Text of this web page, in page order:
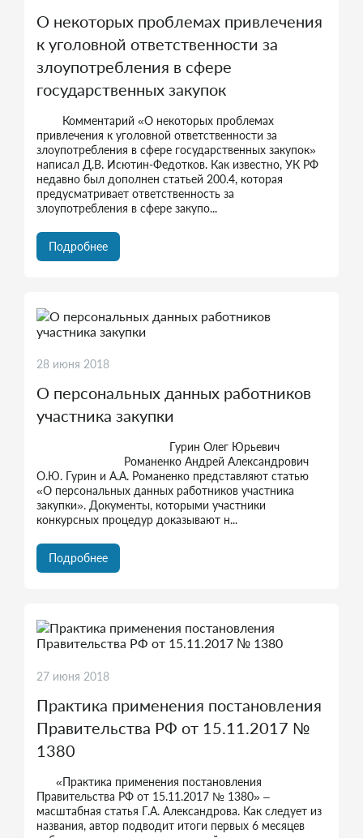
О некоторых проблемах привлечения
к уголовной ответственности за
злоупотребления в сфере
государственных закупок
Комментарий «О некоторых проблемах
привлечения к уголовной ответственности за
злоупотребления в сфере государственных закупок»
написал Д.В. Исютин-Федотков. Как известно, УК РФ
недавно был дополнен статьей 200.4, которая
предусматривает ответственность за
злоупотребления в сфере закупо...
Подробнее
28 июня 2018
О персональных данных работников
участника закупки
Гурин Олег Юрьевич
Романенко Андрей Александрович
О.Ю. Гурин и А.А. Романенко представляют статью
«О персональных данных работников участника
закупки». Документы, которыми участники
конкурсных процедур доказывают н...
Подробнее
27 июня 2018
Практика применения постановления
Правительства РФ от 15.11.2017 №
1380
«Практика применения постановления
Правительства РФ от 15.11.2017 № 1380» –
масштабная статья Г.А. Александрова. Как следует из
названия, автор подводит итоги первых 6 месяцев